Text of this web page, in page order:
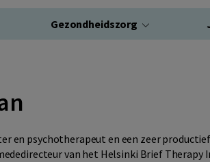
Gezondheidszorg
en psychotherapeut en een zeer
van het Helsinki Brief